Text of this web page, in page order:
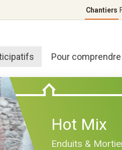
Chantiers
Pour comprendre
Hot Mix
Enduits &